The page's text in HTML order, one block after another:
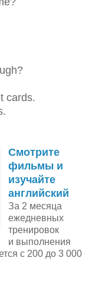
cards.
Смотрите
фильмы и
изучайте
английский
За 2 месяца
ежедневных
тренировок
и выполнения
с 200 до 3 000